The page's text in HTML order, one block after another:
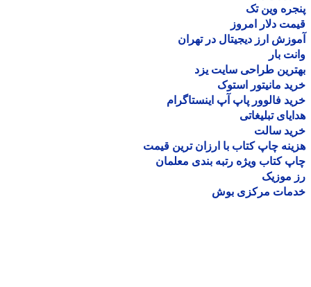
وین تک
دلار امروز
ارز دیجیتال در تهران
بار
طراحی سایت یزد
مانیتور استوک
فالوور پاپ آپ اینستاگرام
تبلیغاتی
سالت
چاپ کتاب با ارزان ترین قیمت
کتاب ویژه رتبه بندی معلمان
موزیک
مرکزی بوش